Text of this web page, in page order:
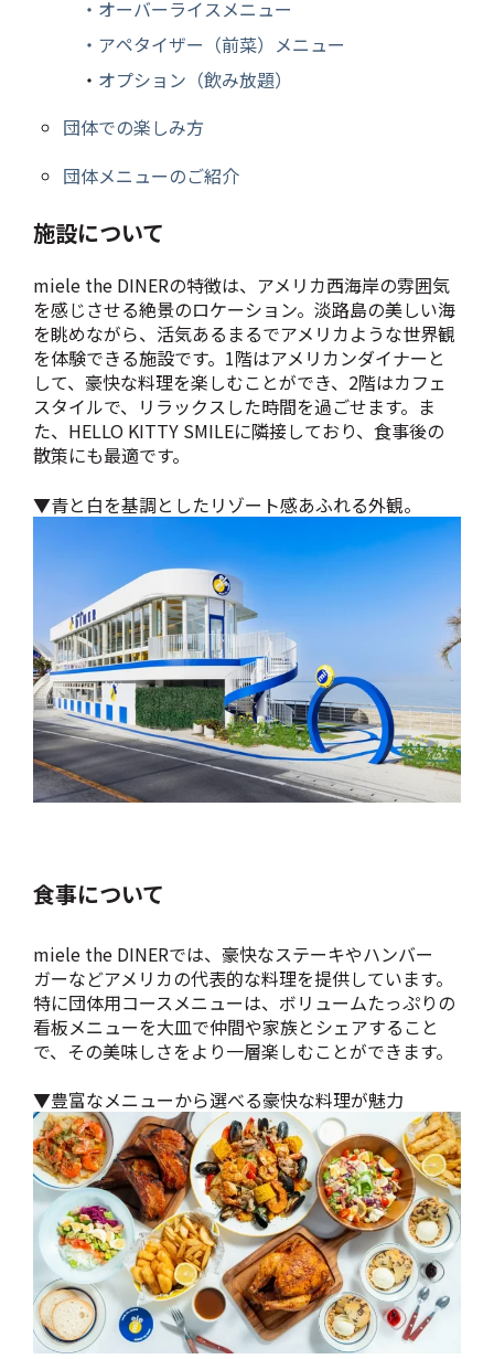
・オーバーライスメニュー
・アペタイザー（前菜）メニュー
・ オプション（飲み放題）
団体での楽しみ方
団体メニューのご紹介
施設について
miele the DINERの特徴は、アメリカ西海岸の雰囲気
を感じさせる絶景のロケーション。淡路島の美しい海
を眺めながら、活気あるまるでアメリカような世界観
を体験できる施設です。1階はアメリカンダイナーと
して、豪快な料理を楽しむことができ、2階はカフェ
スタイルで、リラックスした時間を過ごせます。ま
た、HELLO KITTY SMILEに隣接しており、食事後の
散策にも最適です。
▼青と白を基調としたリゾート感あふれる外観。
食事について
miele the DINERでは、豪快なステーキやハンバー
ガーなどアメリカの代表的な料理を提供しています。
特に団体用コースメニューは、ボリュームたっぷりの
看板メニューを大皿で仲間や家族とシェアすること
で、その美味しさをより一層楽しむことができます。
▼豊富なメニューから選べる豪快な料理が魅力